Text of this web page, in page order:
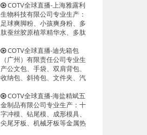
头、过滤净水龙头以及洗脸盆
等系列洁具产品、源头工厂，
欢迎大家光临！
COTV全球直播-上海雅露利
生物科技有限公司专业生产：
足球爽脚粉、小孩爽身粉、多
肽蚕丝胶原植萃精华水、多肽
健康产品，源头工厂，欢迎大
家光临！
COTV全球直播-迪先箱包
（广州）有限责任公司专业生
产公文包、手袋、双肩背包、
收纳包、斜挎包、文件夹、汽
品，欢迎大家光临！
COTV全球直播-海盐精斌五
金制品有限公司专业生产：十
字冲模、钻尾模、成形模具、
尖尾牙板、机械牙板等金属热